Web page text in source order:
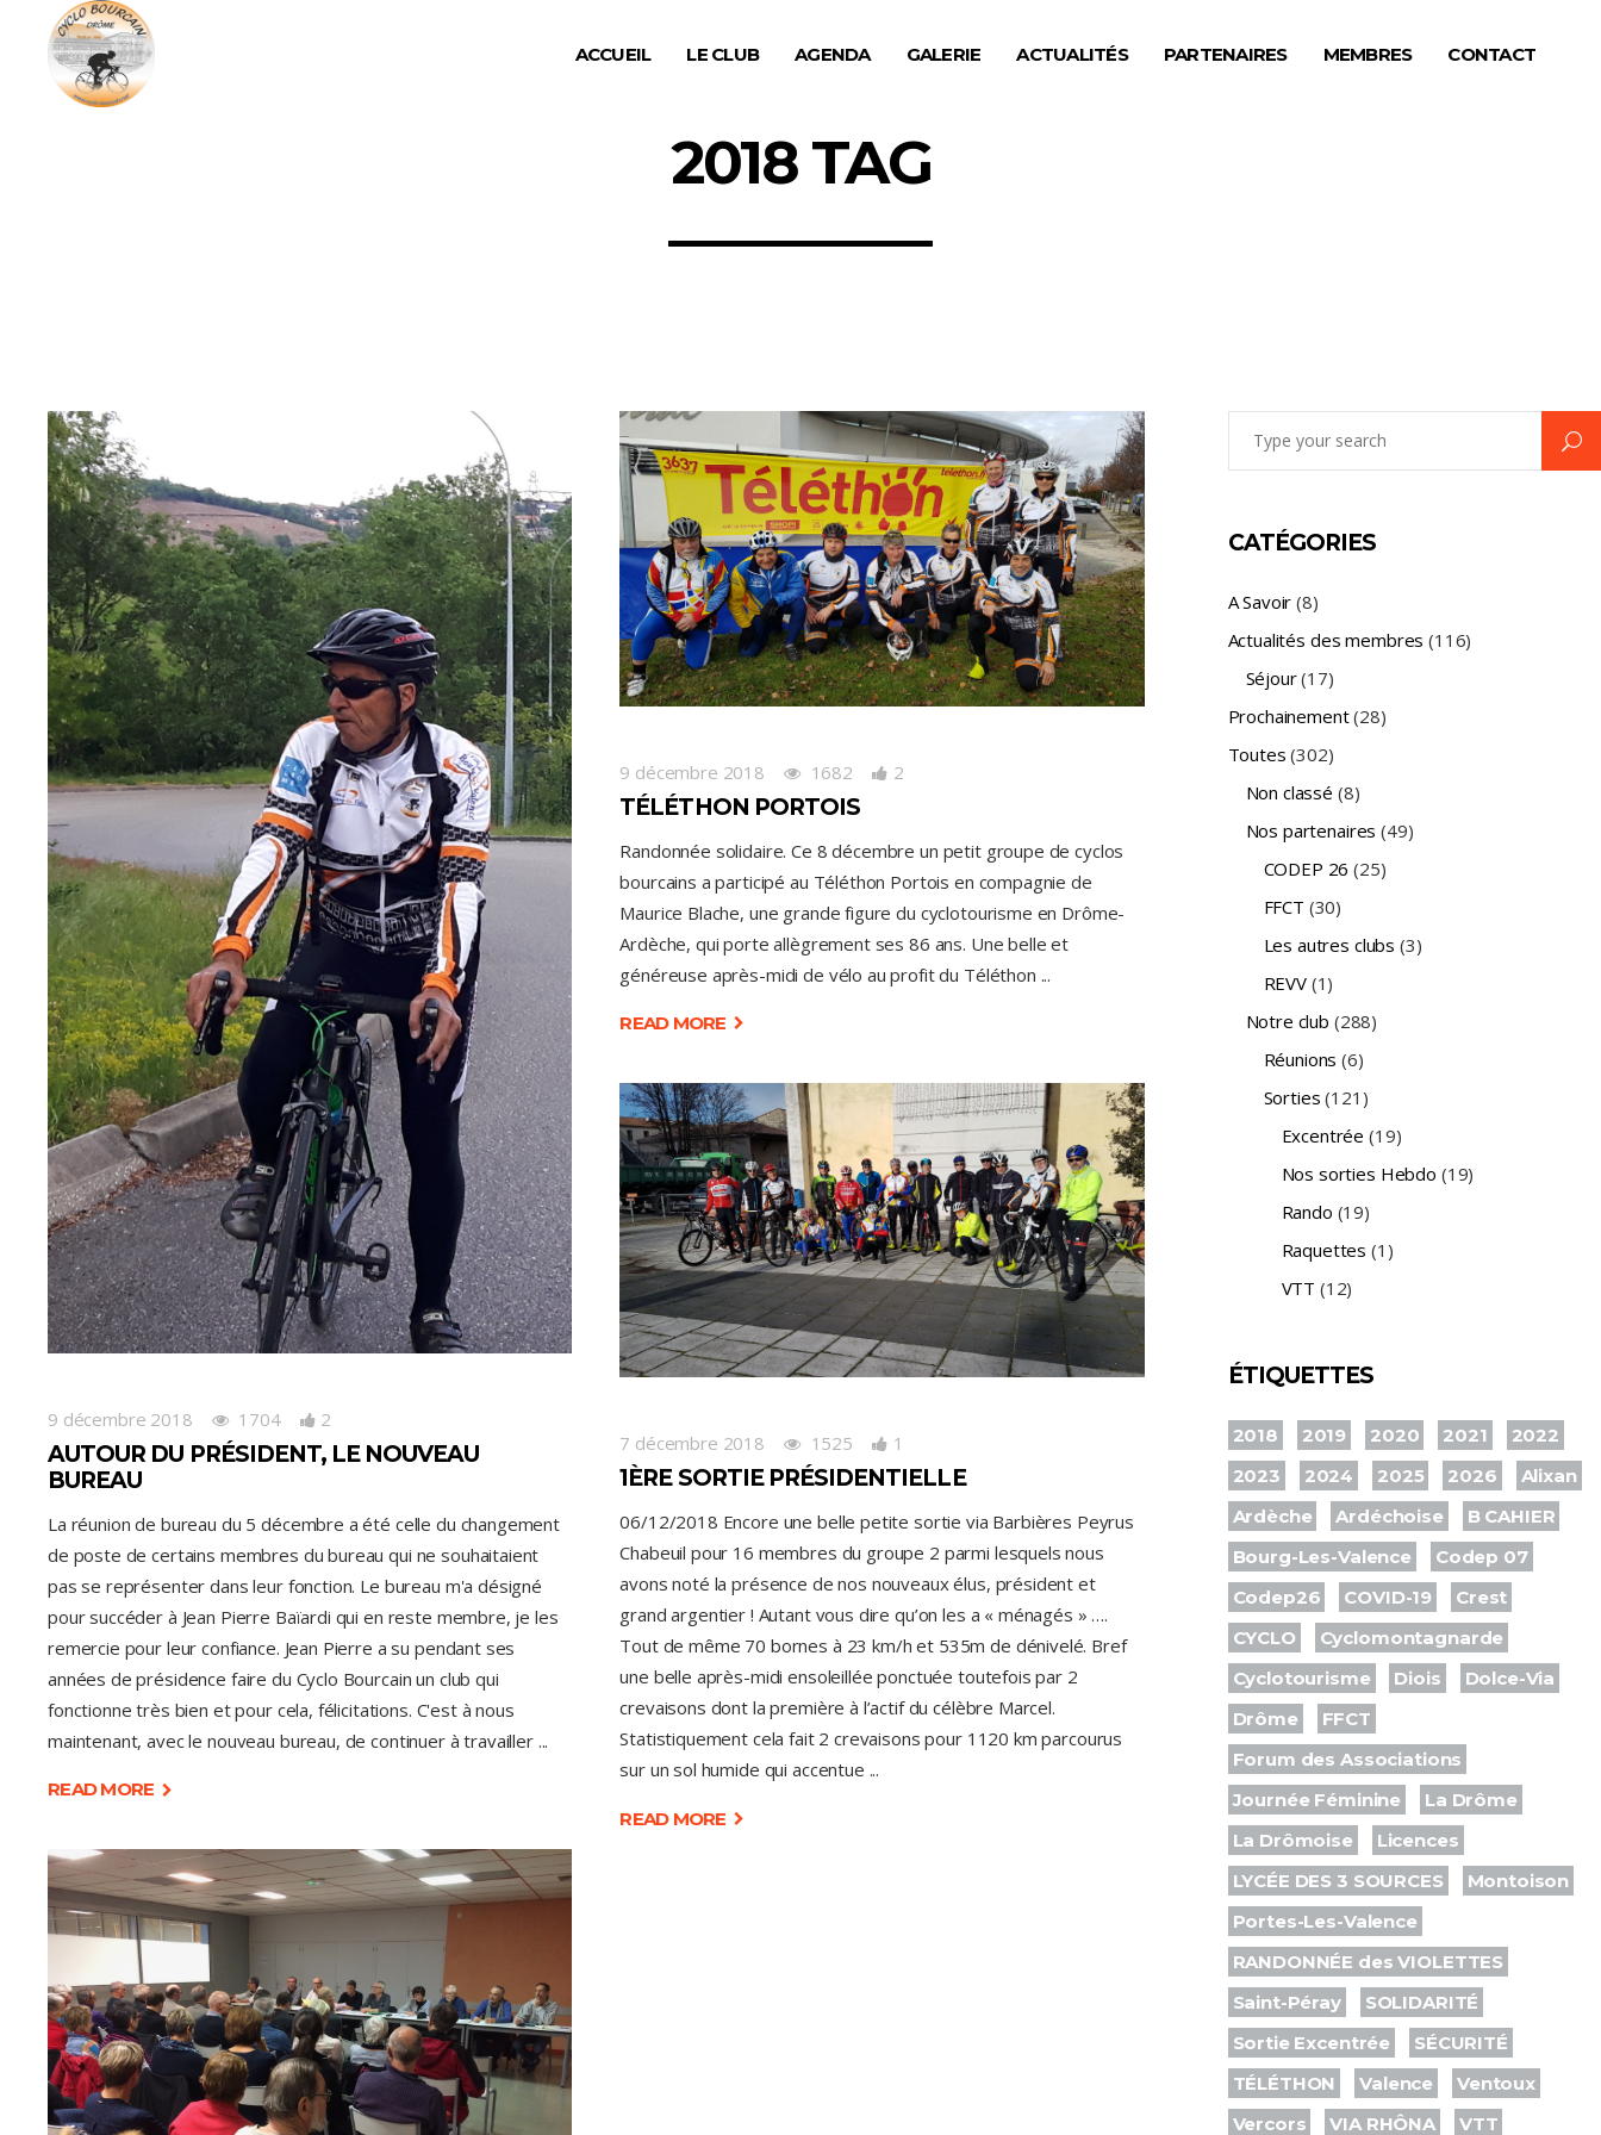
ACCUEIL LE CLUB AGENDA GALERIE ACTUALITÉS PARTENAIRES MEMBRES CONTACT
2018 TAG
9 décembre 2018 1704 2
AUTOUR DU PRÉSIDENT, LE NOUVEAU
BUREAU
La réunion de bureau du 5 décembre a été celle du changement
de poste de certains membres du bureau qui ne souhaitaient
pas se représenter dans leur fonction. Le bureau m'a désigné
pour succéder à Jean Pierre Baïardi qui en reste membre, je les
remercie pour leur confiance. Jean Pierre a su pendant ses
années de présidence faire du Cyclo Bourcain un club qui
fonctionne très bien et pour cela, félicitations. C'est à nous
maintenant, avec le nouveau bureau, de continuer à travailler
READ MORE
9 décembre 2018 1682 2
TÉLÉTHON PORTOIS
Randonnée solidaire. Ce 8 décembre un petit groupe de cyclos
bourcains a participé au Téléthon Portois en compagnie de
Maurice Blache, une grande figure du cyclotourisme en Drôme-
Ardèche, qui porte allègrement ses 86 ans. Une belle et
généreuse après-midi de vélo au profit du Téléthon
READ MORE
7 décembre 2018 1525 1
1ÈRE SORTIE PRÉSIDENTIELLE
06/12/2018 Encore une belle petite sortie via Barbières Peyrus
Chabeuil pour 16 membres du groupe 2 parmi lesquels nous
avons noté la présence de nos nouveaux élus, président et
grand argentier ! Autant vous dire qu’on les a « ménagés » ….
Tout de même 70 bornes à 23 km/h et 535m de dénivelé. Bref
une belle après-midi ensoleillée ponctuée toutefois par 2
crevaisons dont la première à l’actif du célèbre Marcel.
Statistiquement cela fait 2 crevaisons pour 1120 km parcourus
sur un sol humide qui accentue
READ MORE
CATÉGORIES
A Savoir (8)
Actualités des membres (116)
Séjour(17)
Prochainement(28)
Toutes (302)
Non classé (8)
Nos partenaires (49)
CODEP 26 (25)
FFCT (30)
Les autres clubs (3)
REVV(1)
Notre club (288)
Réunions (6)
Sorties (121)
Excentrée (19)
Nos sorties Hebdo (19)
Rando (19)
Raquettes (1)
VTT (12)
ÉTIQUETTES
2018 2019 2020 2021
2022
2023
2024 2025 2026
Alixan
Ardèche
Ardéchoise
B CAHIER
Bourg-Les-Valence
Codep 07
Codep26
COVID-19
Crest
CYCLO
Cyclomontagnarde
Cyclotourisme
Diois
Dolce-Via
Drôme
FFCT
Forum des Associations
Journée Féminine
La Drôme
La Drômoise
Licences
LYCÉE DES 3 SOURCES
Montoison
Portes-Les-Valence
RANDONNÉE des VIOLETTES
Saint-Péray
SOLIDARITÉ
Sortie Excentrée
SÉCURITÉ
TÉLÉTHON
Valence
Ventoux
Vercors
VIA RHÔNA
VTT